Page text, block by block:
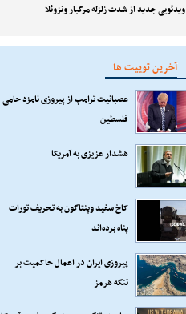
ویدئویی جدید از شدت زلزله مرگبار ونزوئلا
آخرین توییت ها
عصبانیت ترامپ از پیروزی نامزد حامی
فلسطین
هشدار عزیزی به آمریکا
کاخ سفید وپنتاگون به تحریف تورات
پناه برده‌اند
پیروزی ایران در اعمال حاکمیت بر
تنگه هرمز